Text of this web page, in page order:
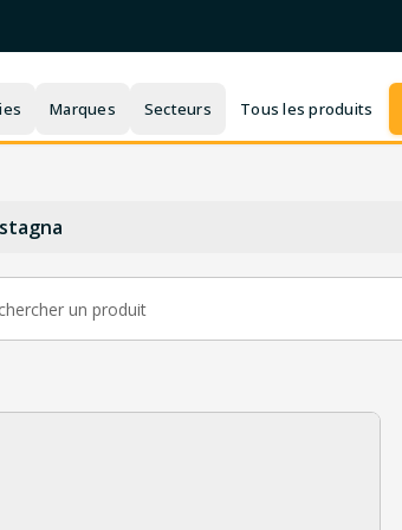
Marques Secteurs Tous les produits